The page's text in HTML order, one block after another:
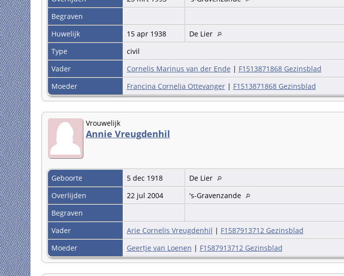
Begraven
Huwelijk
15 apr 1938
De Lier
Type
civil
Vader
Cornelis Marinus van der Ende | F1513871868 Gezinsblad
Moeder
Francina Cornelia Ottevanger| F1513871868 Gezinsblad
Vrouwelijk
Annie Vreugdenhil
Geboorte 5 dec 1918
De Lier
Overlijden
22 jul 2004
's-Gravenzande
Begraven
Vader
Arie Cornelis Vreugdenhil | F1587913712 Gezinsblad
Moeder
Geertje van Loenen | F1587913712 Gezinsblad